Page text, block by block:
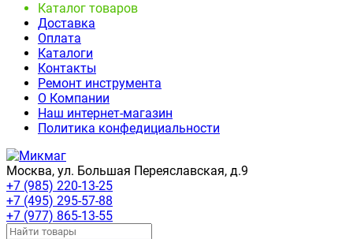
Каталог товаров
Доставка
Оплата
Каталоги
Контакты
Ремонт инструмента
О Компании
Наш интернет-магазин
Политика конфедициальности
Москва, ул. Большая Переяславская, д.9
+7 (985) 220-13-25
+7 (495) 295-57-88
+7 (977) 865-13-55